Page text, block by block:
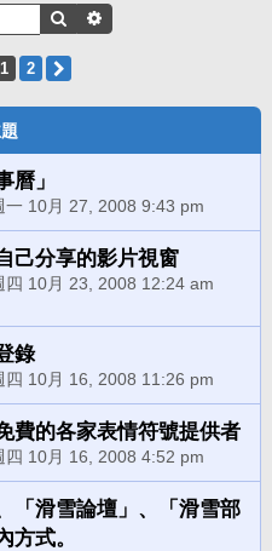
搜尋
1 2
曆」
一 10月 27, 2008 9:43 pm
己分享的影片視窗
四 10月 23, 2008 12:24 am
錄
四 10月 16, 2008 11:26 pm
費的各家表情符號提供者
四 10月 16, 2008 4:52 pm
「滑雪論壇」、「滑雪部
方式。